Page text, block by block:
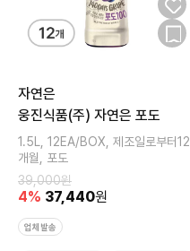
자연은
웅진식품(주) 자연은 포도
1.5L, 12EA/BOX, 제조일로부터12
개월, 포도
39,000원
4% 37,440원
업체발송